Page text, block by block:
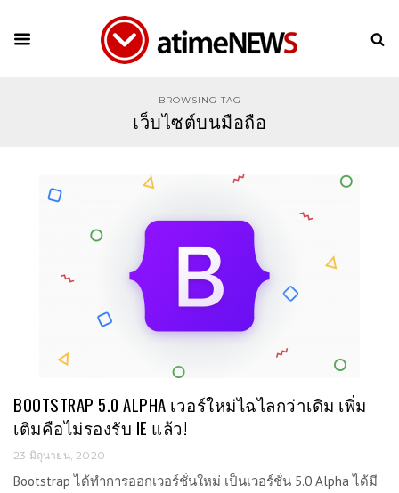
BROWSING TAG
เว็บไซต์บนมือถือ
BOOTSTRAP 5.0 ALPHA เวอร์ใหม่ไฉไลกว่าเดิม เพิ่ม
เติมคือไม่รองรับ IE แล้ว!
23 มิถุนายน, 2020
Bootstrap ได้ทำการออกเวอร์ชั่นใหม่ เป็นเวอร์ชั่น 5.0 Alpha ได้มี